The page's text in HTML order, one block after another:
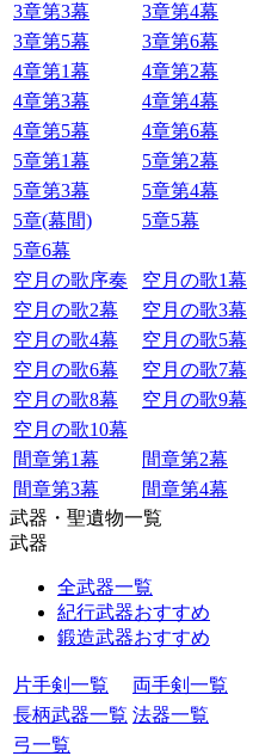
3章第3幕
3章第4幕
3章第5幕
3章第6幕
4章第1幕
4章第2幕
4章第3幕
4章第4幕
4章第5幕
4章第6幕
5章第1幕
5章第2幕
5章第3幕
5章第4幕
5章(幕間)
5章5幕
5章6幕
空月の歌序奏
空月の歌1幕
空月の歌2幕
空月の歌3幕
空月の歌4幕
空月の歌5幕
空月の歌6幕
空月の歌7幕
空月の歌8幕
空月の歌9幕
空月の歌10幕
間章第1幕
間章第2幕
間章第3幕
間章第4幕
武器・聖遺物一覧
武器
全武器一覧
紀行武器おすすめ
鍛造武器おすすめ
片手剣一覧
両手剣一覧
長柄武器一覧 法器一覧
弓一覧